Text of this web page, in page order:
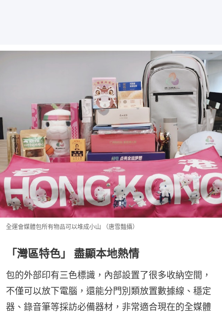
全運會媒體包所有物品可以堆成小山 （唐雪豔攝）
「灣區特色」 盡顯本地熱情
包的外部印有三色標識，內部設置了很多收納空間，
不僅可以放下電腦，還能分門別類放置數據線、穩定
器、錄音筆等採訪必備器材，非常適合現在的全媒體